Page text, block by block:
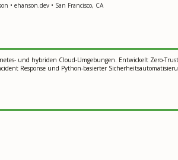
• ehanson.dev • San Francisco, CA
und hybriden Cloud-Umgebungen. Entwickelt Zero-
Response und Python-basierter